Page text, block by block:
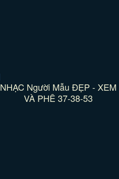
NHẠC Người Mẫu ĐẸP - XEM
VÀ PHÊ 37-38-53